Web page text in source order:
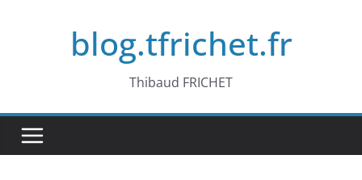
blog.tfrichet.fr
Thibaud FRICHET